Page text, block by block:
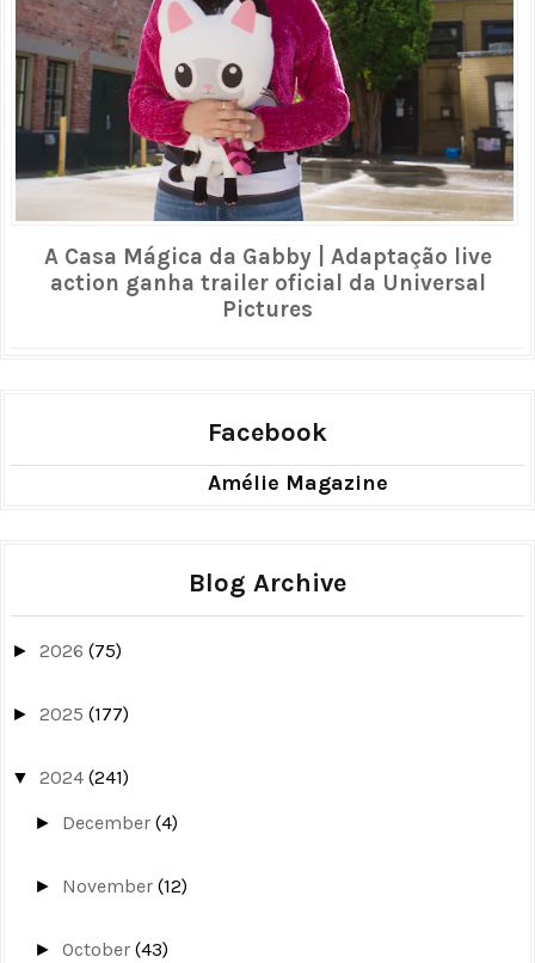
A Casa Mágica da Gabby | Adaptação live
action ganha trailer oficial da Universal
Pictures
Facebook
Amélie Magazine
Blog Archive
► 2026 (75)
► 2025 (177)
▼ 2024 (241)
► December(4)
► November(12)
►October(43)